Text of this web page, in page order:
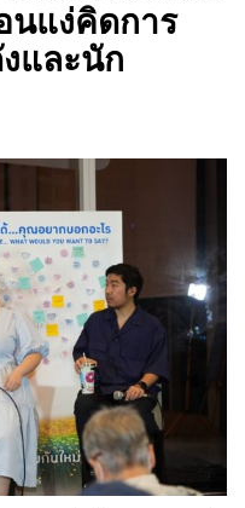
นแง่คิดการ
และนัก